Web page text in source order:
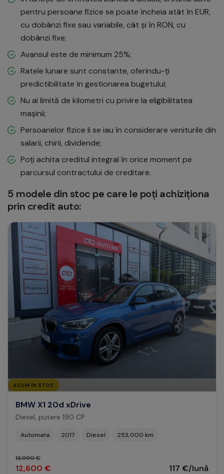
pentru persoane fizice se poate încheia atât în EUR,
cu dobânzi fixe sau variabile, cât și în RON, cu
dobânzi fixe;
Avansul este de minimum 25%;
Ratele lunare sunt constante, oferindu-ți
predictibilitate în gestionarea bugetului;
Nu ai limită de kilometri cu privire la eligibilitatea
mașinii;
Persoanelor fizice li se iau în considerare veniturile din
salarii, chirii, dividende;
Poți achita creditul integral în orice moment pe
parcursul contractului de creditare.
5 modele din stoc pe care le poți achiziționa
prin credit auto:
ACUM ÎN STOC
BMW X1 20d xDrive
Diesel, putere 190 CP
Automata 2017 Diesel 253,000 km
13,990 €
12,600 € 117 €/lună